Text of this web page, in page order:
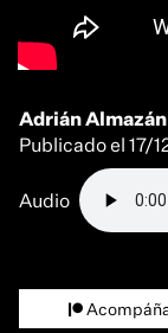
Adrián Almazán
Publicado el 17/
Audio